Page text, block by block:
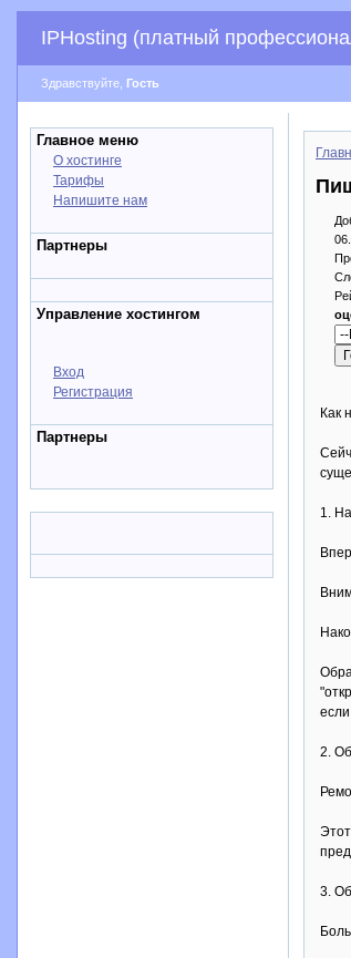
IPHosting (платный
Здравствуйте, Гость
Главное меню
О хостинге
Тарифы
Напишите нам
Партнеры
Управление хостингом
Вход
Регистрация
Партнеры
Как
1.
2.
3.